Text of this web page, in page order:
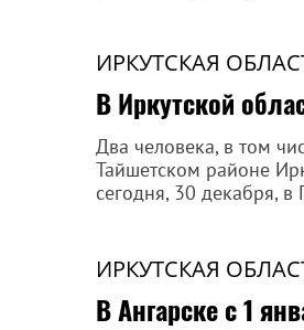
ИРКУТСКАЯ
В Иркутской
Два человека, в том
Тайшетском районе
сегодня, 30 декабря, в
ИРКУТСКАЯ
В Ангарске с 1